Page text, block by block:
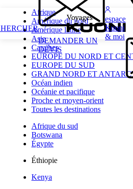
DEMANDER UN
DEVIS
espace
Kuoni
& moi
Afrique
Amérique du nord
Amérique latine
Asie
Caraïbes
EUROPE DU NORD ET
EUROPE DU SUD
GRAND NORD ET
Océan indien
Océanie et pacifique
Proche et moyen-orient
Toutes les destinations
Afrique du sud
Botswana
Égypte
Éthiopie
Kenya